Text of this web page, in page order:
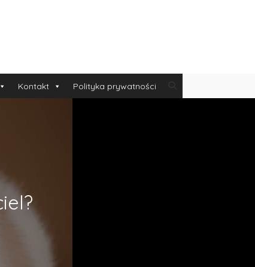
Kontakt Polityka prywatności